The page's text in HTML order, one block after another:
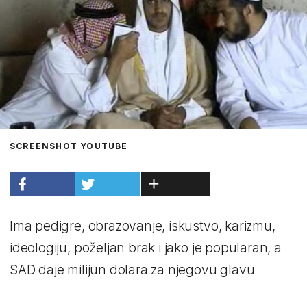
SCREENSHOT YOUTUBE
Ima pedigre, obrazovanje, iskustvo, karizmu,
ideologiju, poželjan brak i jako je popularan, a
SAD daje milijun dolara za njegovu glavu